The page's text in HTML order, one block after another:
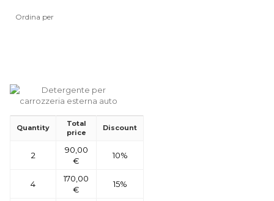
Ordina per
Quantity
Total
price
Discount
2
90,00
€
10%
4
170,00
€
15%